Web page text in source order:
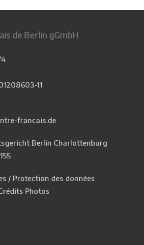
de Berlin gGmbH
11
francais.de
Berlin Charlottenburg
/ Protection des données
Photos